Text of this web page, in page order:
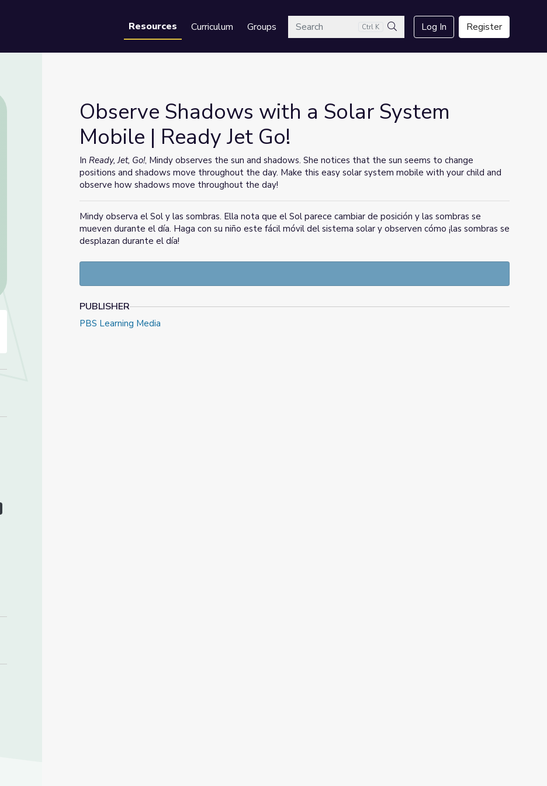
Resources Curriculum GroupsSearch Ctrl K
Search
Log In Register
Mobile | Ready Jet Go!
Observe Shadows with a Solar System
Mobile | Ready Jet Go!
In Ready, Jet, Go!, Mindy observes the sun and shadows. She notices that the sun seems to change
positions and shadows move throughout the day. Make this easy solar system mobile with your child and
observe how shadows move throughout the day!
Mindy observa el Sol y las sombras. Ella nota que el Sol parece cambiar de posición y las sombras se
mueven durante el día. Haga con su niño este fácil móvil del sistema solar y observen cómo ¡las sombras se
desplazan durante el día!
PUBLISHER
PBS Learning Media